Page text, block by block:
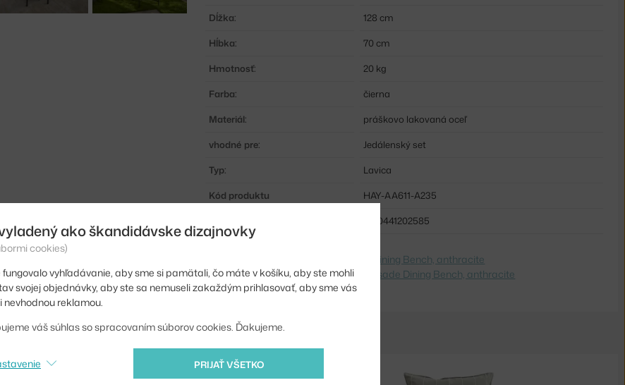
Dĺžka:
128 cm
Hĺbka:
70 cm
Hmotnosť:
20 kg
Farba:
čierna
Materiál:
práškovo lakovaná oceľ
vhodné pre:
Jedálenský set
Typ:
Lavica
Kód produktu
HAY-AA611-A235
5710441202585
Palissade Dining Bench, anthracite
Shopping from the EU? Switch to
Palissade Dining Bench, anthracite
ako škandidávske dizajnovky
cookies)
vyhľadávanie, aby sme si pamätali, čo máte v košíku, aby ste mohli
svojej objednávky, aby ste sa nemuseli zakaždým prihlasovať, aby sme vás
reklamou.
váš súhlas so spracovaním súborov cookies. Ďakujeme.
PRIJAŤ VŠETKO